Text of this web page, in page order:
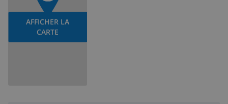
AFFICHER LA
CARTE